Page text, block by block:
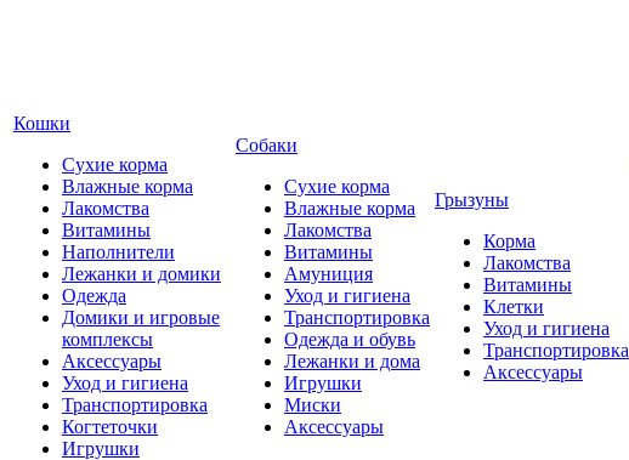
Кошки
Сухие корма
Влажные корма
Лакомства
Витамины
Наполнители
Лежанки и домики
Одежда
Домики и игровые
комплексы
Аксессуары
Уход и гигиена
Транспортировка
Когтеточки
Игрушки
Собаки
Сухие корма
Влажные корма
Лакомства
Витамины
Амуниция
Уход и гигиена
Транспортировка
Одежда и обувь
Лежанки и дома
Игрушки
Миски
Аксессуары
Грызуны
Корма
Лакомства
Витамины
Клетки
Уход и гигиена
Транспортировка
Аксессуары